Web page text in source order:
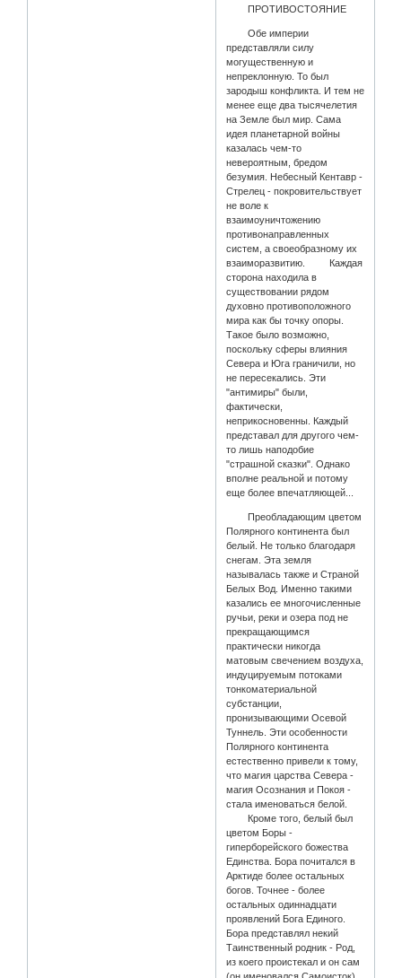
ПРОТИВОСТОЯНИЕ
Обе империи
представляли силу
могущественную и
непреклонную. То был
зародыш конфликта. И тем не
менее еще два тысячелетия
на Земле был мир. Сама
идея планетарной войны
казалась чем-то
невероятным, бредом
безумия. Небесный Кентавр -
Стрелец - покровительствует
не воле к
взаимоуничтожению
противонаправленных
систем, а своеобразному их
взаиморазвитию. Каждая
сторона находила в
существовании рядом
духовно противоположного
мира как бы точку опоры.
Такое было возможно,
поскольку сферы влияния
Севера и Юга граничили, но
не пересекались. Эти
"антимиры" были,
фактически,
неприкосновенны. Каждый
представал для другого чем-
то лишь наподобие
"страшной сказки". Однако
вполне реальной и потому
еще более впечатляющей...
Преобладающим цветом
Полярного континента был
белый. Не только благодаря
снегам. Эта земля
называлась также и Страной
Белых Вод. Именно такими
казались ее многочисленные
ручьи, реки и озера под не
прекращающимся
практически никогда
матовым свечением воздуха,
индуцируемым потоками
тонкоматериальной
субстанции,
пронизывающими Осевой
Туннель. Эти особенности
Полярного континента
естественно привели к тому,
что магия царства Севера -
магия Осознания и Покоя -
стала именоваться белой.
Кроме того, белый был
цветом Боры -
гиперборейского божества
Единства. Бора почитался в
Арктиде более остальных
богов. Точнее - более
остальных одиннадцати
проявлений Бога Единого.
Бора представлял некий
Таинственный родник - Род,
из коего проистекал и он сам